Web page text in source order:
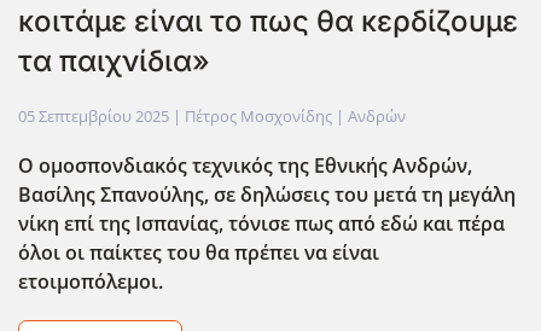
κοιτάμε είναι το πως θα κερδίζουμε
τα παιχνίδια»
05 Σεπτεμβρίου 2025 | Πέτρος Μοσχονίδης | Ανδρών
Ο ομοσπονδιακός τεχνικός της Εθνικής Ανδρών,
Βασίλης Σπανούλης, σε δηλώσεις του μετά τη μεγάλη
νίκη επί της Ισπανίας, τόνισε πως από εδώ και πέρα
όλοι οι παίκτες του θα πρέπει να είναι
ετοιμοπόλεμοι.